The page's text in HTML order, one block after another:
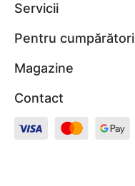
Servicii
Pentru cumpărători
Magazine
Contact